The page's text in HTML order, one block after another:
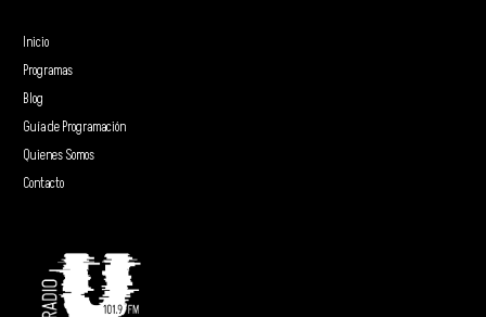
Inicio
Programas
Blog
Guía de Programación
Quienes Somos
Contacto